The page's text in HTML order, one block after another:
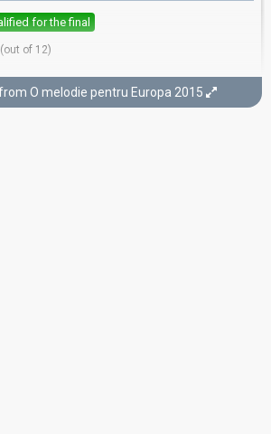
for the final
(out of 12)
O melodie pentru Europa 2015